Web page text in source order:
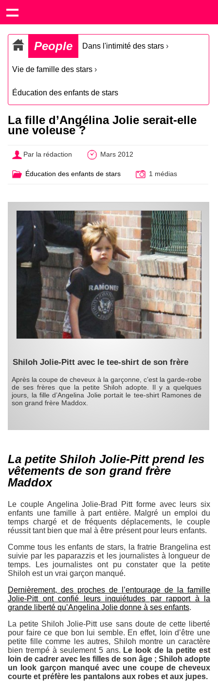
People Dans l'intimité des stars ›
Vie de famille des stars ›
Éducation des enfants de stars
La fille d’Angélina Jolie serait-elle
une voleuse ?
Par la rédaction Mars 2012
Éducation des enfants de stars 1 médias
Shiloh Jolie-Pitt avec le tee-shirt de son frère
Après la coupe de cheveux à la garçonne, c’est la garde-robe
de ses frères que la petite Shiloh adopte. Il y a quelques
jours, la fille d’Angelina Jolie portait le tee-shirt Ramones de
son grand frère Maddox.
La petite Shiloh Jolie-Pitt prend les
vêtements de son grand frère
Maddox
Le couple Angelina Jolie-Brad Pitt forme avec leurs six
enfants une famille à part entière. Malgré un emploi du
temps chargé et de fréquents déplacements, le couple
réussit tant bien que mal à être présent pour leurs enfants.
Comme tous les enfants de stars, la fratrie Brangelina est
suivie par les paparazzis et les journalistes à longueur de
temps. Les journalistes ont pu constater que la petite
Shiloh est un vrai garçon manqué.
Dernièrement, des proches de l’entourage de la famille
Jolie-Pitt ont confié leurs inquiétudes par rapport à la
grande liberté qu’Angelina Jolie donne à ses enfants.
La petite Shiloh Jolie-Pitt use sans doute de cette liberté
pour faire ce que bon lui semble. En effet, loin d’être une
petite fille comme les autres, Shiloh montre un caractère
bien trempé à seulement 5 ans. Le look de la petite est
loin de cadrer avec les filles de son âge ; Shiloh adopte
un look garçon manqué avec une coupe de cheveux
courte et préfère les pantalons aux robes et aux jupes.